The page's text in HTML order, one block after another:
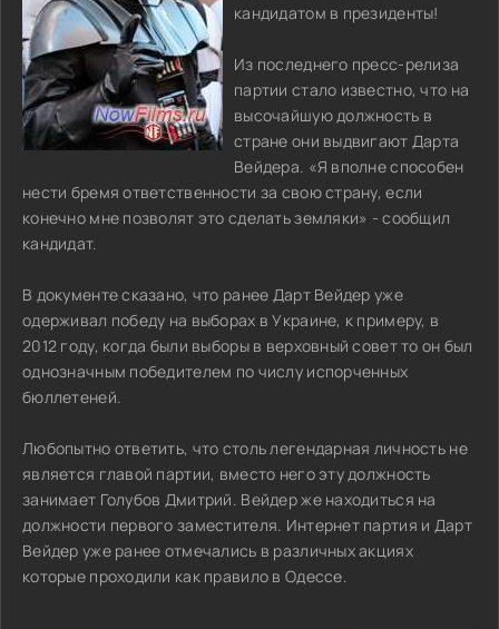
кандидатом в президенты!
Из последнего пресс-релиза
партии стало известно, что на
высочайшую должность в
стране они выдвигают Дарта
Вейдера. «Я вполне способен
нести бремя ответственности за свою страну, если
конечно мне позволят это сделать земляки» - сообщил
кандидат.
В документе сказано, что ранее Дарт Вейдер уже
одерживал победу на выборах в Украине, к примеру, в
2012 году, когда были выборы в верховный совет то он был
однозначным победителем по числу испорченных
бюллетеней.
Любопытно ответить, что столь легендарная личность не
является главой партии, вместо него эту должность
занимает Голубов Дмитрий. Вейдер же находиться на
должности первого заместителя. Интернет партия и Дарт
Вейдер уже ранее отмечались в различных акциях
которые проходили как правило в Одессе.